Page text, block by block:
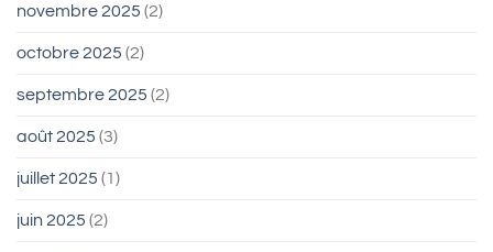
novembre 2025 (2)
octobre 2025 (2)
septembre 2025 (2)
août 2025 (3)
juillet 2025 (1)
juin 2025 (2)